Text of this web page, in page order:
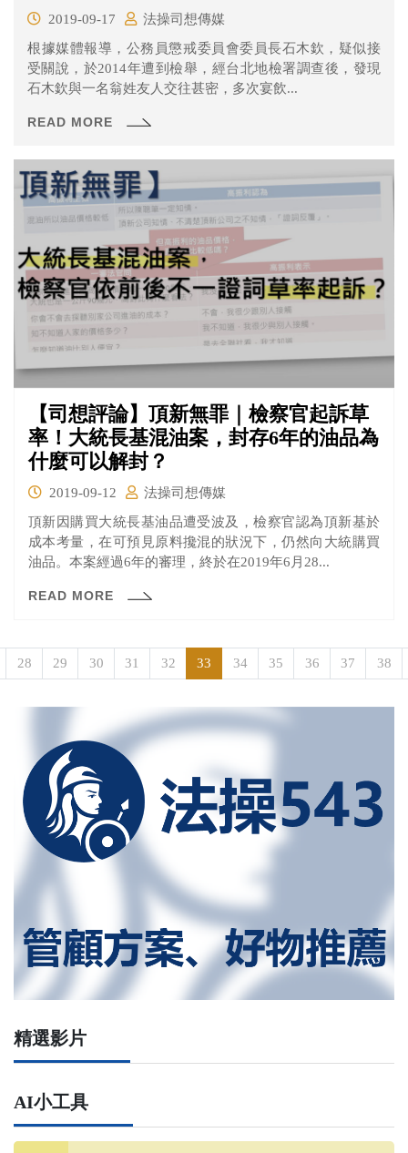
2019-09-17
法操司想傳媒
根據媒體報導，公務員懲戒委員會委員長石木欽，疑似接
受關說，於2014年遭到檢舉，經台北地檢署調查後，發現
石木欽與一名翁姓友人交往甚密，多次宴飲...
READ MORE
【司想評論】頂新無罪｜檢察官起訴草
率！大統長基混油案，封存6年的油品為
什麼可以解封？
2019-09-12
法操司想傳媒
頂新因購買大統長基油品遭受波及，檢察官認為頂新基於
成本考量，在可預見原料攙混的狀況下，仍然向大統購買
油品。本案經過6年的審理，終於在2019年6月28...
READ MORE
28 29 30 31 32 33 34 35 36 37 38
精選影片
AI小工具